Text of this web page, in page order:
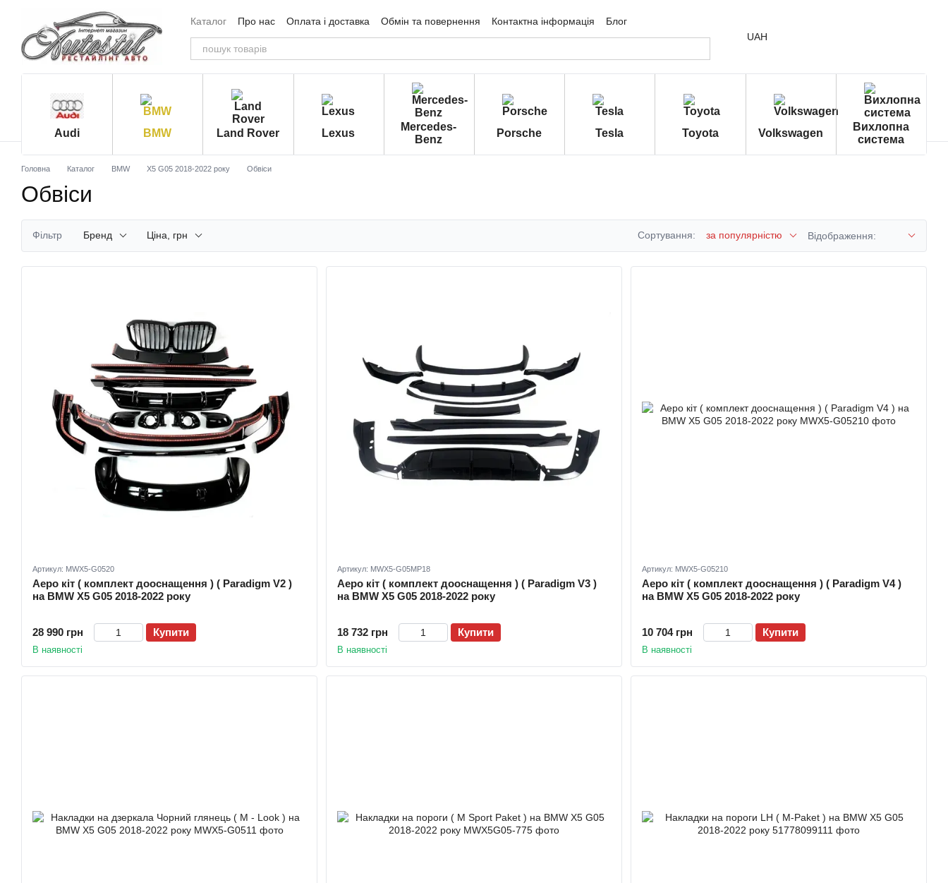
Перейти до основного контенту
Каталог
Про нас Оплата і доставка Обмін та повернення Контактна інформація
Блог
Угода користувача
Відгуки про магазин UAH
Audi BMW Land Rover Lexus
Mercedes-
Benz
Porsche Tesla Toyota Volkswagen
Вихлопна
система
Головна Каталог BMW X5 G05 2018-2022 року Обвіси
Обвіси
Фільтр Бренд Ціна, грн Сортування: за популярністю Відображення:
Артикул: MWX5-G0520
Аеро кіт ( комплект дооснащення ) ( Paradigm V2 )
на BMW X5 G05 2018-2022 року
28 990 грн Купити
В наявності
Артикул: MWX5-G05MP18
Аеро кіт ( комплект дооснащення ) ( Paradigm V3 )
на BMW X5 G05 2018-2022 року
18 732 грн Купити
В наявності
Артикул: MWX5-G05210
Аеро кіт ( комплект дооснащення ) ( Paradigm V4 )
на BMW X5 G05 2018-2022 року
10 704 грн Купити
В наявності